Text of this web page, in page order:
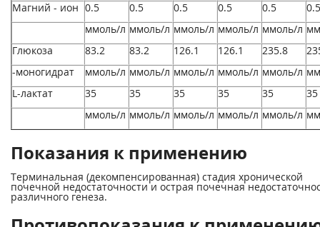
Магний - ион 0.5 0.5 0.5 0.5 0.5
0.5
ммоль/л ммоль/л ммоль/л ммоль/л ммоль/л
Глюкоза
83.2 83.2 126.1 126.1 235.8
-моногидрат
ммоль/л ммоль/л ммоль/л ммоль/л ммоль/л
L-лактат
35 35 35 35 35
35
ммоль/л ммоль/л ммоль/л ммоль/л ммоль/л
Показания к применению
Терминальная (декомпенсированная) стадия хронической
почечной недостаточности и острая почечная
различного генеза.